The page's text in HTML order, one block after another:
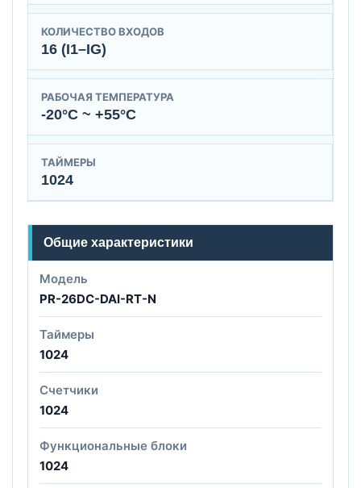
КОЛИЧЕСТВО ВХОДОВ
16 (I1–IG)
РАБОЧАЯ ТЕМПЕРАТУРА
-20°C ~ +55°C
ТАЙМЕРЫ
1024
Общие характеристики
Модель
PR-26DC-DAI-RT-N
Таймеры
1024
Счетчики
1024
Функциональные блоки
1024